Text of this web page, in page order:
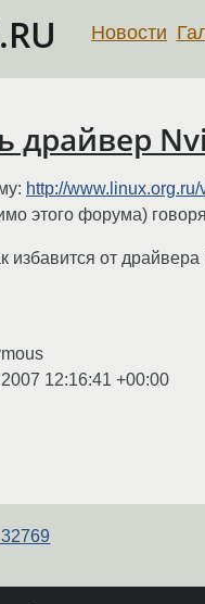
Новости
драйвер
http://
этого форума)
избавится от
12:16:41 +00:00